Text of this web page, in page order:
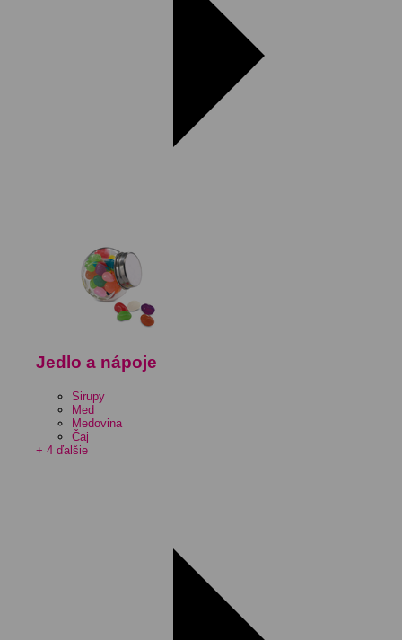
Jedlo a nápoje
Sirupy
Med
Medovina
Čaj
+ 4 ďalšie